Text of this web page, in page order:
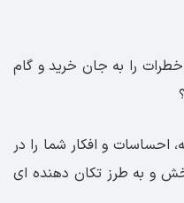
را به جان خرید و گام
احساسات و افکار شما را در
و به طرز تکان دهنده ای